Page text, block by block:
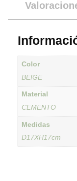
Color
BEIGE
Material
CEMENTO
Medidas
D17XH17cm